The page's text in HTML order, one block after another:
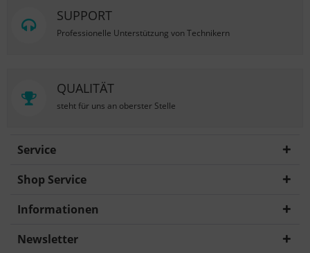
SUPPORT
Professionelle Unterstützung von Technikern
QUALITÄT
steht für uns an oberster Stelle
Service
Shop Service
Informationen
Newsletter